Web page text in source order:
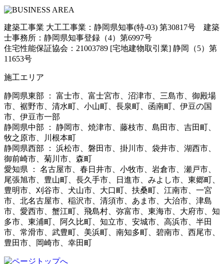
建築工事業 大工工事業：静岡県知事(特-03) 第30817号 建築
士事務所：静岡県知事登録（4）第6997号
住宅性能保証協会：21003789 [宅地建物取引業] 静岡（5）第
11653号
施工エリア
静岡県東部 ： 富士市、富士宮市、沼津市、三島市、御殿場
市、裾野市、清水町、小山町、長泉町、函南町、伊豆の国
市、伊豆市一部
静岡県中部 ： 静岡市、焼津市、藤枝市、島田市、吉田町、
牧之原市、川根本町
静岡県西部 ： 浜松市、磐田市、掛川市、袋井市、湖西市、
御前崎市、菊川市、森町
愛知県 ： 名古屋市、春日井市、小牧市、岩倉市、瀬戸市、
尾張旭市、豊山町、長久手市、日進市、みよし市、東郷町、
豊明市、刈谷市、犬山市、大口町、扶桑町、江南市、一宮
市、北名古屋市、稲沢市、清須市、あま市、大治市、津島
市、愛西市、蟹江町、飛島村、弥富市、東海市、大府市、知
多市、東浦町、阿久比町、知立市、安城市、高浜市、半田
市、常滑市、武豊町、美浜町、南知多町、碧南市、西尾市、
豊田市、岡崎市、幸田町